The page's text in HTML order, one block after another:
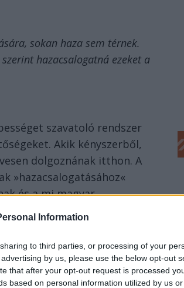
Information
to third parties, or processing of your
by us, please use the below opt-out
that after your opt-out request is processed
based on personal information utilized by us
sokan haza sem térnek.
hazacsalogatná ezeket a
szavatoló rendszer
Akik kényszerből,
dolgoznának itthon. A
»hazacsalogatásához«
és a mi magyar
Mindezt túlságosan
inkább ítélkezünk